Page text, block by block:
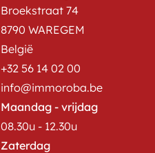
Broekstraat 74
8790 WAREGEM
België
+32 56 14 02 00
info@immoroba.be
Maandag - vrijdag
08.30u - 12.30u
Zaterdag